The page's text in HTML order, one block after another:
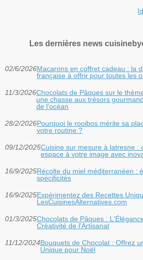
Les dernières news
02/6/2026Macarons en coffret cadeau : la
française à offrir pour toutes les
11/3/2026Chocolats de Pâques sur le
une chasse aux trésors
de l’océan
28/2/2026Pourquoi le rooibos mérite sa
votre routine ?
09/12/2025Cuisine sur mesure à latresne :
espace à votre image avec
16/9/2025Récolte du miel méditerranéen :
spécificités
16/9/2025Expérimentez des Recettes
LesCuisinesAlternatives.com
01/3/2025Chocolats de Pâques :
Créativité de l'Artisanat
11/12/2024Bouquets de Chocolat : Offrez
Unique pour Noël